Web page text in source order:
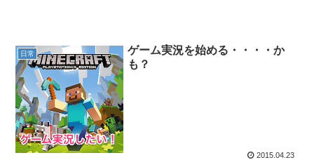
日常
ゲーム実況を始める・・・・か
も？
2015.04.23